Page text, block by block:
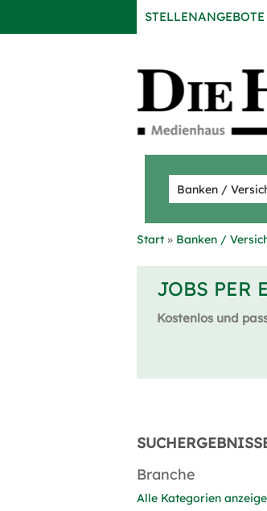
STELLENANGEBOTE
Start Banken /
JOBS PER
Kostenlos und
Branche
Alle Kategorien